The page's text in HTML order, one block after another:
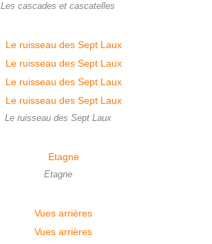
Les cascades et cascatelles
Le ruisseau des Sept Laux
Etagne